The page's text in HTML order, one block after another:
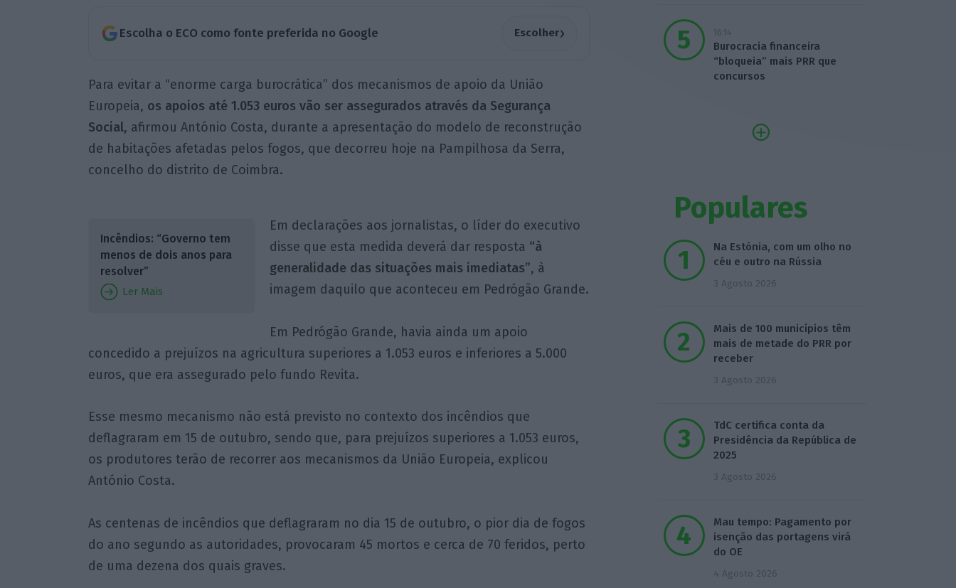
Escolha o ECO como fonte preferida no Google Escolher›
Para evitar a “enorme carga burocrática” dos mecanismos de apoio da União
Europeia, os apoios até 1.053 euros vão ser assegurados através da Segurança
Social, afirmou António Costa, durante a apresentação do modelo de reconstrução
de habitações afetadas pelos fogos, que decorreu hoje na Pampilhosa da Serra,
concelho do distrito de Coimbra.
Incêndios: “Governo tem
menos de dois anos para
resolver”
Ler Mais
Em declarações aos jornalistas, o líder do executivo
disse que esta medida deverá dar resposta “à
generalidade das situações mais imediatas”, à
imagem daquilo que aconteceu em Pedrógão Grande.
Em Pedrógão Grande, havia ainda um apoio
concedido a prejuízos na agricultura superiores a 1.053 euros e inferiores a 5.000
euros, que era assegurado pelo fundo Revita.
Esse mesmo mecanismo não está previsto no contexto dos incêndios que
deflagraram em 15 de outubro, sendo que, para prejuízos superiores a 1.053 euros,
os produtores terão de recorrer aos mecanismos da União Europeia, explicou
António Costa.
As centenas de incêndios que deflagraram no dia 15 de outubro, o pior dia de fogos
do ano segundo as autoridades, provocaram 45 mortos e cerca de 70 feridos, perto
de uma dezena dos quais graves.
16:14
Burocracia financeira
“bloqueia” mais PRR que
concursos
Populares
Na Estónia, com um olho no
céu e outro na Rússia
3 Agosto 2026
Mais de 100 municípios têm
mais de metade do PRR por
receber
3 Agosto 2026
TdC certifica conta da
Presidência da República de
2025
3 Agosto 2026
Mau tempo: Pagamento por
isenção das portagens virá
do OE
4 Agosto 2026